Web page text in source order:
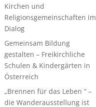
Kirchen und
Religionsgemeinschaften im
Dialog
Gemeinsam Bildung
gestalten – Freikirchliche
Schulen & Kindergärten in
Österreich
„Brennen für das Leben “ –
die Wanderausstellung ist